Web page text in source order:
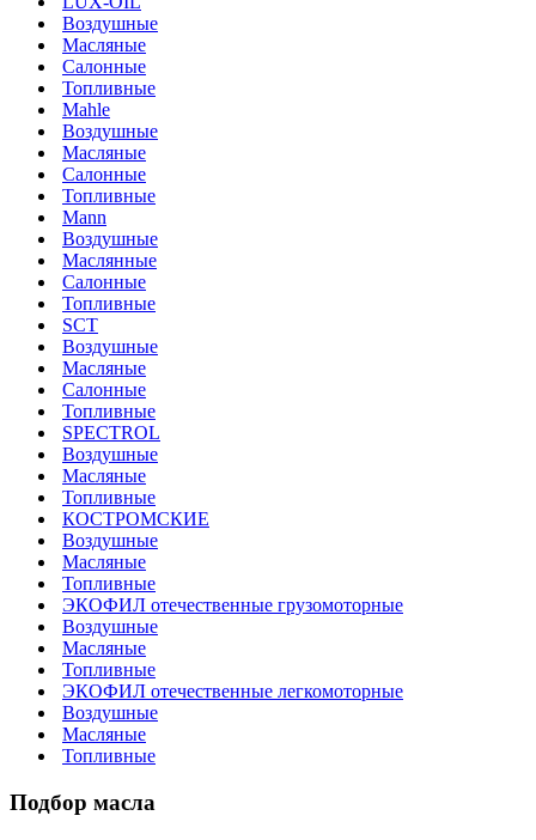
Воздушные
Масляные
Салонные
Топливные
Mahle
Воздушные
Масляные
Салонные
Топливные
Mann
Воздушные
Маслянные
Салонные
Топливные
SCT
Воздушные
Масляные
Салонные
Топливные
SPECTROL
Воздушные
Масляные
Топливные
КОСТРОМСКИЕ
Воздушные
Масляные
Топливные
ЭКОФИЛ отечественные грузомоторные
Воздушные
Масляные
Топливные
ЭКОФИЛ отечественные легкомоторные
Воздушные
Масляные
Топливные
Подбор масла